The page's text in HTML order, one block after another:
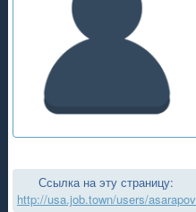
Ссылка на эту страницу:
http://usa.job.town/users/asarapov